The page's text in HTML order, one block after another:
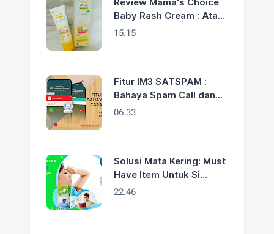
Baby Rash Cream : Atasi
Biang Keringat Anakku
15.15
Fitur IM3 SATSPAM :
Bahaya Spam Call dan
Cara Mengatasinya
06.33
Solusi Mata Kering: Must
Have Item Untuk Si
Digital Savvy
22.46